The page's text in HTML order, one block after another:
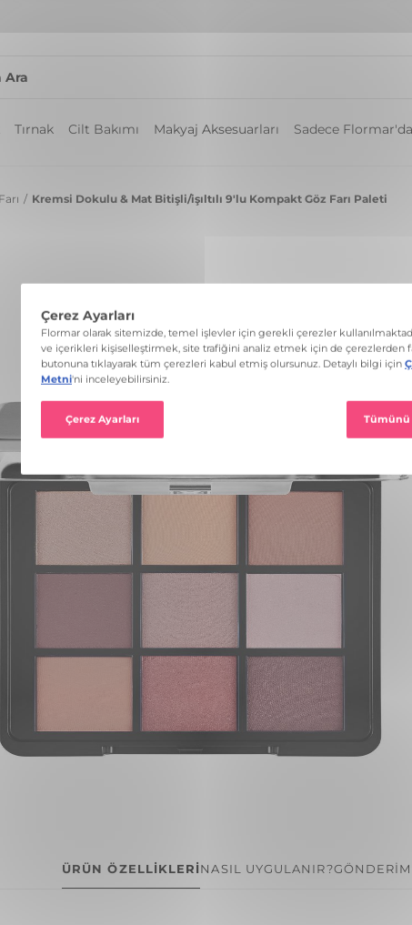
Tırnak Cilt Bakımı Makyaj Aksesuarları Sadece Flormar'da
/ Kremsi Dokulu & Mat Bitişli/işıltılı 9'lu Kompakt Göz Farı Paleti
ÜRÜN ÖZELLİKLERİNASIL UYGULANIR?